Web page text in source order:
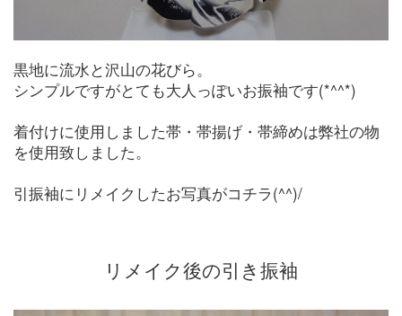
黒地に流水と沢山の花びら。
シンプルですがとても大人っぽいお振袖です(*^^*)
着付けに使用しました帯・帯揚げ・帯締めは弊社の物
を使用致しました。
引振袖にリメイクしたお写真がコチラ(^^)/
リメイク後の引き振袖